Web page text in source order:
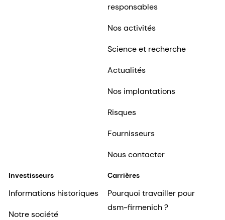
responsables
Nos activités
Science et recherche
Actualités
Nos implantations
Risques
Fournisseurs
Nous contacter
Investisseurs
Informations historiques
Notre société
Carrières
Pourquoi travailler pour
dsm-firmenich ?